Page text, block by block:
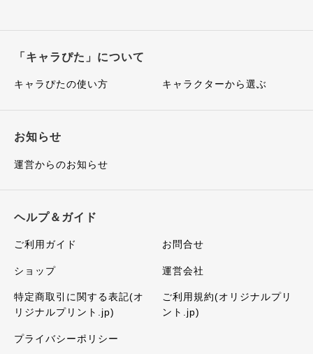
「キャラぴた」について
キャラぴたの使い方 キャラクターから選ぶ
お知らせ
運営からのお知らせ
ヘルプ＆ガイド
ご利用ガイド お問合せ
ショップ 運営会社
特定商取引に関する表記(オ
リジナルプリント.jp)
ご利用規約(オリジナルプリ
ント.jp)
プライバシーポリシー